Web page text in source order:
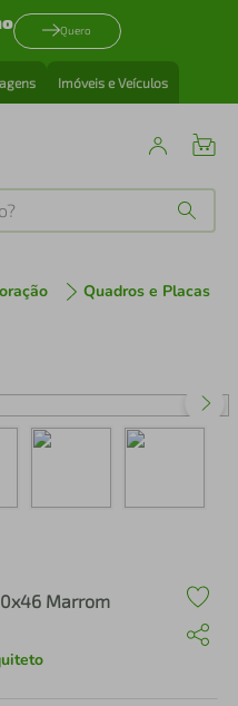
Quero
Imóveis e Veículos
Quadros e Placas
Marrom